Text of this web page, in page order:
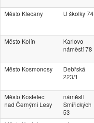
Město Klecany U školky 74
Město Kolín
Karlovo
náměstí 78
Město Kosmonosy
Debřská
223/1
Město Kostelec
nad Černými Lesy
náměstí
Smiřických
53